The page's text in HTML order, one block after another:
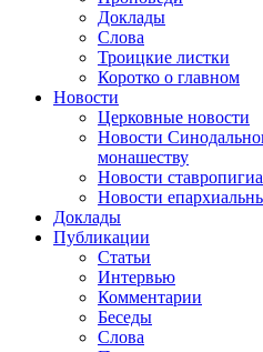
Доклады
Слова
Троицкие листки
Коротко о главном
Новости
Церковные новости
Новости
монашеству
Новости
Новости
Доклады
Публикации
Статьи
Интервью
Комментарии
Беседы
Слова